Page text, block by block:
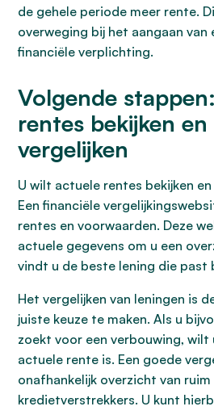
de gehele periode meer rente.
overweging bij het aangaan van
financiële verplichting.
Volgende
rentes bekijken
vergelijken
U wilt actuele rentes bekijken
Een financiële
rentes en voorwaarden. Deze
actuele gegevens om u een
vindt u de beste lening die past
Het vergelijken van leningen is
juiste keuze te maken. Als u
zoekt voor een verbouwing, wilt
actuele rente is. Een goede
onafhankelijk overzicht van ruim
kredietverstrekkers. U kunt